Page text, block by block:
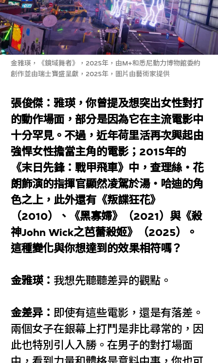
金雅瑛，《鏡域舞者》，2025年，由M+和悉尼動力博物館委約
創作並由瑞士寶盛呈獻，2025年，圖片由藝術家提供
張俊傑：雅瑛，你曾提及想突出女性對打
的動作場面，部分是因為它在主流電影中
十分罕見。不過，近年荷里活再次興起由
強悍女性擔當主角的電影；2015年的
《末日先鋒：戰甲飛車》中，查理絲・花
朗飾演的指揮官顯然凌駕於湯・哈迪的角
色之上，此外還有《叛諜狂花》
（2010）、《黑寡婦》（2021）與《殺
神John Wick之芭蕾殺姬》（2025）。
這種變化與你想達到的效果相符嗎？
金雅瑛： 我想先聽聽差异的觀點。
金差异： 即使有這些電影，還是有落差。
兩個女子在銀幕上打鬥是非比尋常的，因
此也特別引人入勝。在男子的對打場面